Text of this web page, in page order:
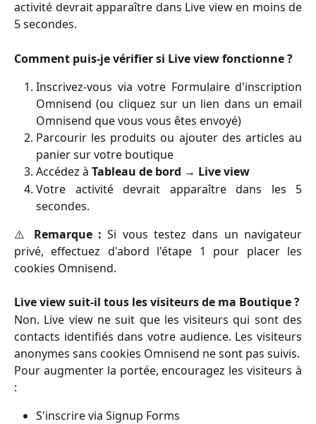
activité devrait apparaître dans Live view en moins de
5 secondes.
Comment puis-je vérifier si Live view fonctionne ?
Inscrivez-vous via votre Formulaire d'inscription
Omnisend (ou cliquez sur un lien dans un email
Omnisend que vous vous êtes envoyé)
Parcourir les produits ou ajouter des articles au
panier sur votre boutique
Accédez à Tableau de bord → Live view
Votre activité devrait apparaître dans les 5
secondes.
⚠️ Remarque : Si vous testez dans un navigateur
privé, effectuez d'abord l'étape 1 pour placer les
cookies Omnisend.
Live view suit-il tous les visiteurs de ma Boutique ?
Non. Live view ne suit que les visiteurs qui sont des
contacts identifiés dans votre audience. Les visiteurs
anonymes sans cookies Omnisend ne sont pas suivis.
Pour augmenter la portée, encouragez les visiteurs à
:
S'inscrire via Signup Forms